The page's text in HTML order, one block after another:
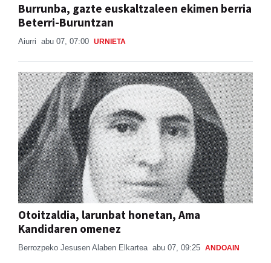
Burrunba, gazte euskaltzaleen ekimen berria
Beterri-Buruntzan
Aiurri abu 07, 07:00 URNIETA
Otoitzaldia, larunbat honetan, Ama
Kandidaren omenez
Berrozpeko Jesusen Alaben Elkartea abu 07, 09:25 ANDOAIN